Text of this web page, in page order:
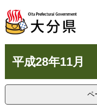
ジ
先
。
ュ
を
て
平成28年11月
ペ